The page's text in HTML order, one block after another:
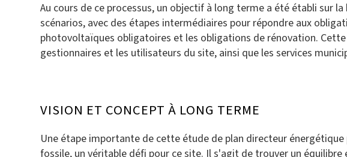
Au cours de ce processus, un objectif à long terme a été établi sur
scénarios, avec des étapes intermédiaires pour répondre aux
photovoltaïques obligatoires et les obligations de rénovation.
gestionnaires et les utilisateurs du site, ainsi que les services
VISION ET CONCEPT À LONG TERME
Une étape importante de cette étude de plan directeur
fossile, un véritable défi pour ce site. Il s'agit de trouver un